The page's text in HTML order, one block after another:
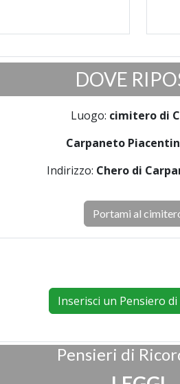
DOVE
Luogo: cimitero di
Carpaneto
Indirizzo: Chero di
Portami al
Inserisci un Pensiero di
Pensieri di